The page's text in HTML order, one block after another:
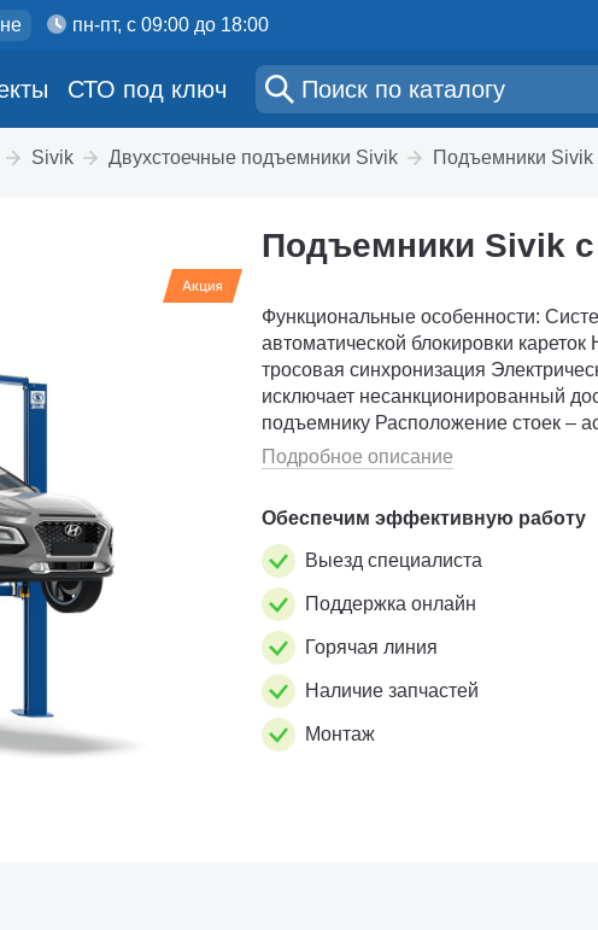
пн-пт, с 09:00 до 18:00
СТО под ключ
Sivik Двухстоечные подъемники Sivik Подъемники Sivik
Подъемники Sivik с
Функциональные особенности: Система
автоматической блокировки кареток Ненагруженная
тросовая синхронизация Электрический замок
исключает несанкционированный
подъемнику Расположение стоек – асимметричное
Безопасное удержание а/м
Подробное описание
Обеспечим эффективную работу
Выезд специалиста
Поддержка онлайн
Горячая линия
Наличие запчастей
Монтаж